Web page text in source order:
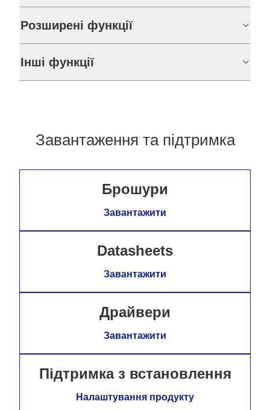
Розширені функції
Інші функції
Завантаження та підтримка
Брошури
Завантажити
Datasheets
Завантажити
Драйвери
Завантажити
Підтримка з встановлення
Налаштування продукту